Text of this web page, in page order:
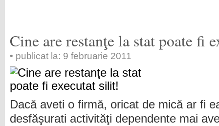
Cine are restanţe la stat poate fi
• publicat la: 9 februarie 2011
Dacă aveti o firmă, oricat de mică ar fi
desfăşurati activităţi dependente mai